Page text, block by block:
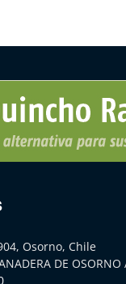
Osorno, Chile
DE OSORNO